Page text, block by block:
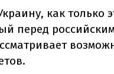
как только
перед